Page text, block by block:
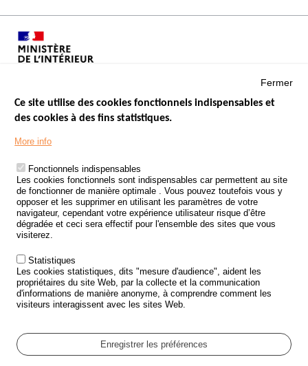
Menu
Footer
LES SITES PUBLICS
ÉTAT DE L’INSÉCURITÉ ROUTIÈRE
TRAITEMENT DES DONNÉES PERSONNELLES DES ACCIDENTS DE
LA ROUTE
ETUDES ET RECHERCHES
APPEL À PROJETS
POLITIQUE DE SÉCURITÉ ROUTIÈRE
Outils
AGENDA
GLOSSAIRE
Cookie settings
Fermer
Ce site utilise des cookies fonctionnels indispensables et
des cookies à des fins statistiques.
More info
Fonctionnels indispensables
Les cookies fonctionnels sont indispensables car permettent au site
de fonctionner de manière optimale . Vous pouvez toutefois vous y
opposer et les supprimer en utilisant les paramètres de votre
navigateur, cependant votre expérience utilisateur risque d’être
dégradée et ceci sera effectif pour l'ensemble des sites que vous
visiterez.
Statistiques
Les cookies statistiques, dits "mesure d'audience", aident les
propriétaires du site Web, par la collecte et la communication
d'informations de manière anonyme, à comprendre comment les
visiteurs interagissent avec les sites Web.
Enregistrer les préférences